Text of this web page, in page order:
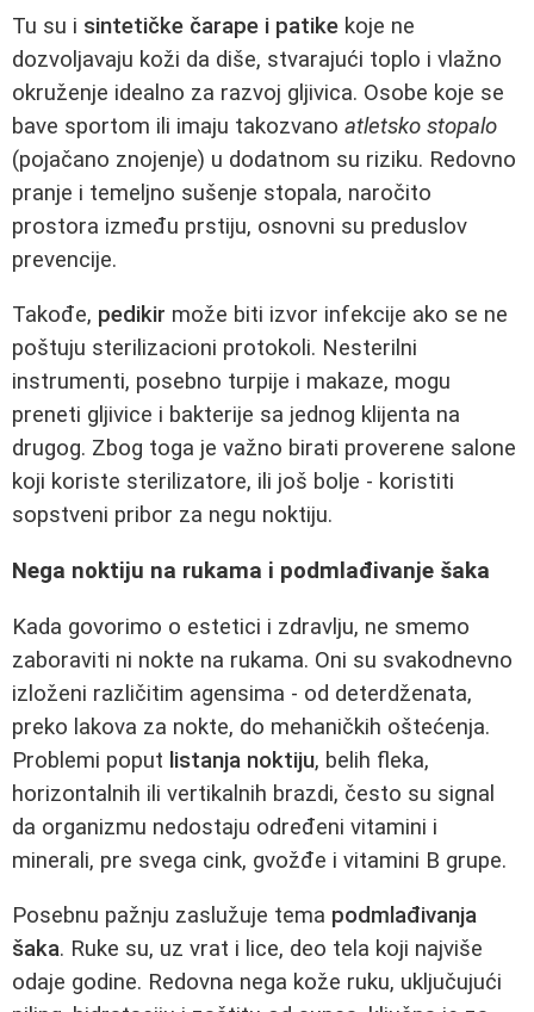
Tu su i sintetičke čarape i patike koje ne
dozvoljavaju koži da diše, stvarajući toplo i vlažno
okruženje idealno za razvoj gljivica. Osobe koje se
bave sportom ili imaju takozvano atletsko stopalo
(pojačano znojenje) u dodatnom su riziku. Redovno
pranje i temeljno sušenje stopala, naročito
prostora između prstiju, osnovni su preduslov
prevencije.
Takođe, pedikir može biti izvor infekcije ako se ne
poštuju sterilizacioni protokoli. Nesterilni
instrumenti, posebno turpije i makaze, mogu
preneti gljivice i bakterije sa jednog klijenta na
drugog. Zbog toga je važno birati proverene salone
koji koriste sterilizatore, ili još bolje - koristiti
sopstveni pribor za negu noktiju.
Nega noktiju na rukama i podmlađivanje šaka
Kada govorimo o estetici i zdravlju, ne smemo
zaboraviti ni nokte na rukama. Oni su svakodnevno
izloženi različitim agensima - od deterdženata,
preko lakova za nokte, do mehaničkih oštećenja.
Problemi poput listanja noktiju, belih fleka,
horizontalnih ili vertikalnih brazdi, često su signal
da organizmu nedostaju određeni vitamini i
minerali, pre svega cink, gvožđe i vitamini B grupe.
Posebnu pažnju zaslužuje tema podmlađivanja
šaka. Ruke su, uz vrat i lice, deo tela koji najviše
odaje godine. Redovna nega kože ruku, uključujući